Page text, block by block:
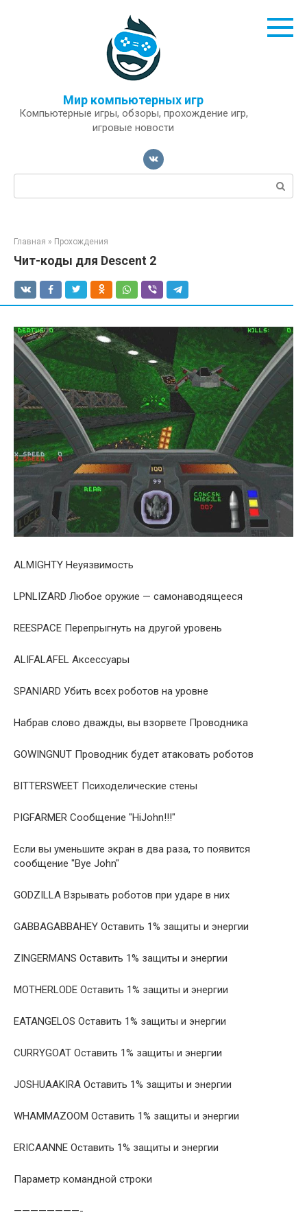
Мир компьютерных игр
Компьютерные игры, обзоры, прохождение игр,
игровые новости
Поиск:
Главная » Прохождения
Чит-коды для Descent 2
ALMIGHTY Hеуязвимость
LPNLIZARD Любое оружие — самонаводящееся
REESPACE Перепрыгнуть на другой уровень
ALIFALAFEL Аксессуары
SPANIARD Убить всех роботов на уровне
Hабрав слово дважды, вы взорвете Проводника
GOWINGNUT Проводник будет атаковать роботов
BITTERSWEET Психоделические стены
PIGFARMER Сообщение "HiJohn!!!"
Если вы уменьшите экран в два раза, то появится
сообщение "Bye John"
GODZILLA Взрывать роботов при ударе в них
GABBAGABBAHEY Оставить 1% защиты и энергии
ZINGERMANS Оставить 1% защиты и энергии
MOTHERLODE Оставить 1% защиты и энергии
EATANGELOS Оставить 1% защиты и энергии
CURRYGOAT Оставить 1% защиты и энергии
JOSHUAAKIRA Оставить 1% защиты и энергии
WHAMMAZOOM Оставить 1% защиты и энергии
ERICAANNE Оставить 1% защиты и энергии
Параметр командной строки
————————-